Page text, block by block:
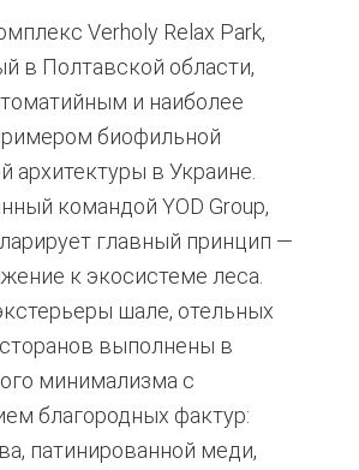
Verholy Relax Park,
в Полтавской области,
и наиболее
биофильной
архитектуры в Украине.
командой YOD Group,
главный принцип —
к экосистеме леса
шале, отельных
выполнены в
минимализма с
благородных фактур:
патинированной меди,